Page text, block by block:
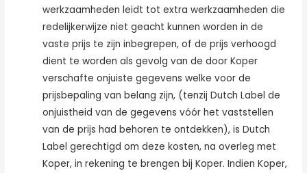
werkzaamheden leidt tot extra werkzaamheden die
redelijkerwijze niet geacht kunnen worden in de
vaste prijs te zijn inbegrepen, of de prijs verhoogd
dient te worden als gevolg van de door Koper
verschafte onjuiste gegevens welke voor de
prijsbepaling van belang zijn, (tenzij Dutch Label de
onjuistheid van de gegevens vóór het vaststellen
van de prijs had behoren te ontdekken), is Dutch
Label gerechtigd om deze kosten, na overleg met
Koper, in rekening te brengen bij Koper. Indien Koper,